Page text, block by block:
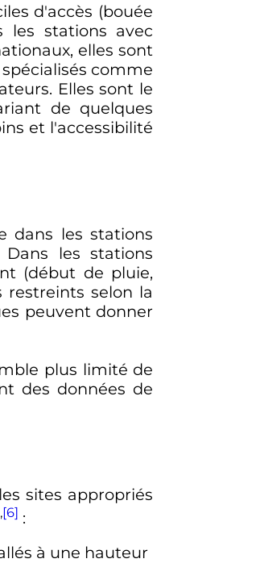
d'accès (bouée
les stations avec
elles sont
comme
Elles sont le
de quelques
et l'accessibilité
dans les stations
les stations
(début de pluie,
selon la
peuvent donner
plus limité de
des données de
sites appropriés
,[6] :
à une hauteur